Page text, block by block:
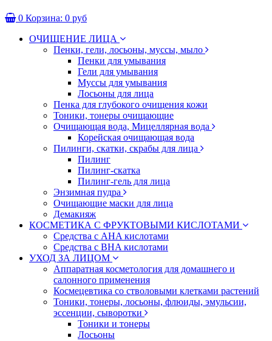
0 Корзина: 0 руб
ОЧИЩЕНИЕ ЛИЦА
Пенки, гели, лосьоны, муссы, мыло
Пенки для умывания
Гели для умывания
Муссы для умывания
Лосьоны для лица
Пенка для глубокого очищения кожи
Тоники, тонеры очищающие
Очищающая вода, Мицеллярная вода
Корейская очищающая вода
Пилинги, скатки, скрабы для лица
Пилинг
Пилинг-скатка
Пилинг-гель для лица
Энзимная пудра
Очищающие маски для лица
Демакияж
КОСМЕТИКА С ФРУКТОВЫМИ КИСЛОТАМИ
Средства с AHA кислотами
Средства с BHA кислотами
УХОД ЗА ЛИЦОМ
Аппаратная косметология для домашнего и
салонного применения
Космецевтика со стволовыми клетками растений
Тоники, тонеры, лосьоны, флюиды, эмульсии,
эссенции, сыворотки
Тоники и тонеры
Лосьоны